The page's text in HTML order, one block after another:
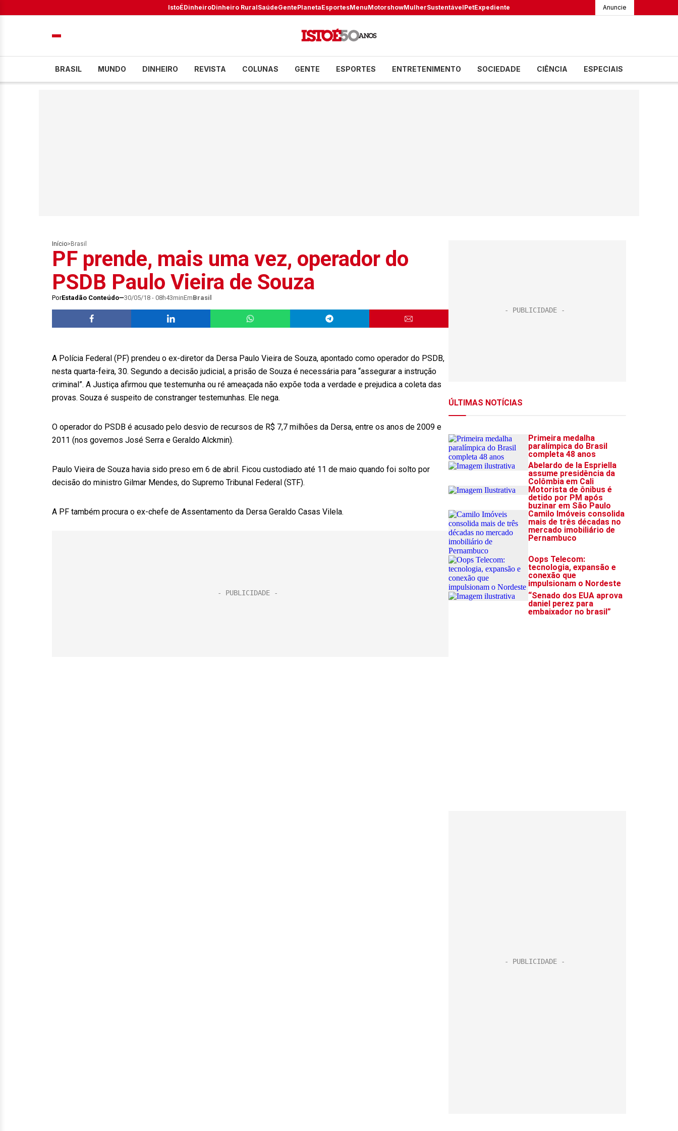
IstoÉDinheiroDinheiro RuralSaúdeGentePlanetaEsportesMenuMotorshowMulherSustentávelPetExpediente Anuncie
BRASIL MUNDO DINHEIRO REVISTA COLUNAS GENTE ESPORTES ENTRETENIMENTO SOCIEDADE CIÊNCIA ESPECIAIS
Início> Brasil
PF prende, mais uma vez, operador do
PSDB Paulo Vieira de Souza
PorEstadão Conteúdo 30/05/18 - 08h43minEmBrasil
A Polícia Federal (PF) prendeu o ex-diretor da Dersa Paulo Vieira de Souza, apontado como operador do PSDB,
nesta quarta-feira, 30. Segundo a decisão judicial, a prisão de Souza é necessária para “assegurar a instrução
criminal”. A Justiça afirmou que testemunha ou ré ameaçada não expõe toda a verdade e prejudica a coleta das
provas. Souza é suspeito de constranger testemunhas. Ele nega.
O operador do PSDB é acusado pelo desvio de recursos de R$ 7,7 milhões da Dersa, entre os anos de 2009 e
2011 (nos governos José Serra e Geraldo Alckmin).
Paulo Vieira de Souza havia sido preso em 6 de abril. Ficou custodiado até 11 de maio quando foi solto por
decisão do ministro Gilmar Mendes, do Supremo Tribunal Federal (STF).
A PF também procura o ex-chefe de Assentamento da Dersa Geraldo Casas Vilela.